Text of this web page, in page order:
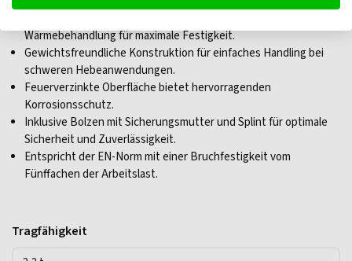
Wärmebehandlung für maximale Festigkeit.
Gewichtsfreundliche Konstruktion für einfaches Handling bei
schweren Hebeanwendungen.
Feuerverzinkte Oberfläche bietet hervorragenden
Korrosionsschutz.
Inklusive Bolzen mit Sicherungsmutter und Splint für optimale
Sicherheit und Zuverlässigkeit.
Entspricht der EN-Norm mit einer Bruchfestigkeit vom
Fünffachen der Arbeitslast.
Tragfähigkeit